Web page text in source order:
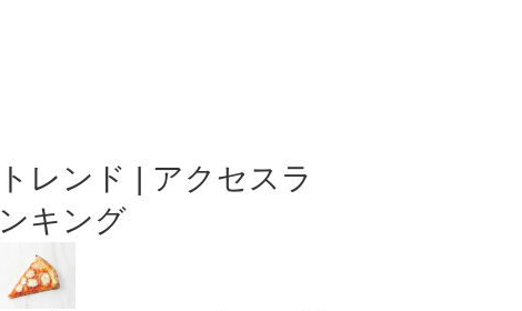
トレンド | アクセスラ
ンキング